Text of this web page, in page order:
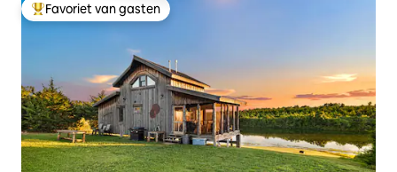
Topfavoriet van gasten
Favoriet van gasten